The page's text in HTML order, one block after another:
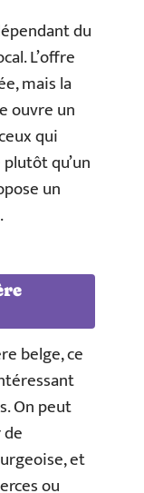
du
L’offre
mais la
ouvre un
qui
qu’un
un
belge, ce
On peut
et
ou